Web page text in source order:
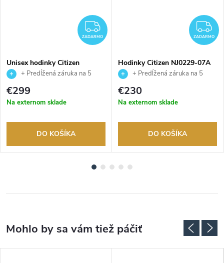
ZADARMO
ZADARMO
Unisex hodinky Citizen
NJ0200-50X
+ Predĺžená záruka na 5
rokov. Až 100 dní na vrátenie
tovaru. Autorizovaný predajca.
€299
Na externom sklade
DO KOŠÍKA
ZADARMO
Hodinky Citizen NJ0229-07A
+ Predĺžená záruka na 5
rokov. Až 100 dní na vrátenie
tovaru. Autorizovaný predajca.
€230
Na externom sklade
DO KOŠÍKA